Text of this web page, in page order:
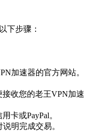
下步骤：
加速器的官方网站。
收您的老王VPN加速
卡或PayPal。
明完成交易。